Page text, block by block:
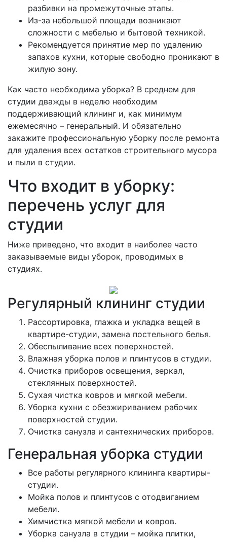
разбивки на промежуточные этапы.
Из-за небольшой площади возникают
сложности с мебелью и бытовой техникой.
Рекомендуется принятие мер по удалению
запахов кухни, которые свободно проникают в
жилую зону.
Как часто необходима уборка? В среднем для
студии дважды в неделю необходим
поддерживающий клининг и, как минимум
ежемесячно – генеральный. И обязательно
закажите профессиональную уборку после ремонта
для удаления всех остатков строительного мусора
и пыли в студии.
Что входит в уборку:
перечень услуг для
студии
Ниже приведено, что входит в наиболее часто
заказываемые виды уборок, проводимых в
студиях.
Регулярный клининг студии
Рассортировка, глажка и укладка вещей в
квартире-студии, замена постельного белья.
Обеспыливание всех поверхностей.
Влажная уборка полов и плинтусов в студии.
Очистка приборов освещения, зеркал,
стеклянных поверхностей.
Сухая чистка ковров и мягкой мебели.
Уборка кухни с обезжириванием рабочих
поверхностей студии.
Очистка санузла и сантехнических приборов.
Генеральная уборка студии
Все работы регулярного клининга квартиры-
студии.
Мойка полов и плинтусов с отодвиганием
мебели.
Химчистка мягкой мебели и ковров.
Уборка санузла в студии – мойка плитки,